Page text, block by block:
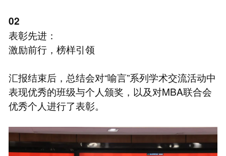
02
表彰先进：
激励前行，榜样引领
汇报结束后，总结会对“喻言”系列学术交流活动中
表现优秀的班级与个人颁奖，以及对MBA联合会
优秀个人进行了表彰。